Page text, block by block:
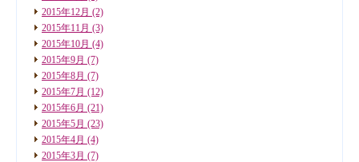
2015年12月 (2)
2015年11月 (3)
2015年10月 (4)
2015年9月 (7)
2015年8月 (7)
2015年7月 (12)
2015年6月 (21)
2015年5月 (23)
2015年4月 (4)
2015年3月 (7)